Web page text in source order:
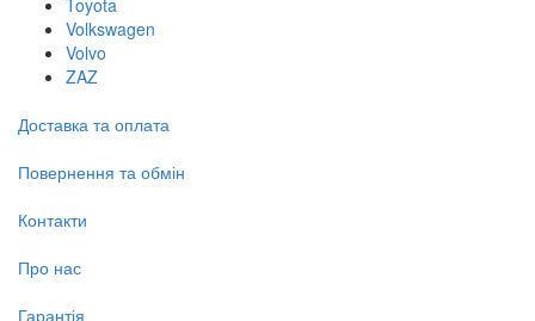
Volkswagen
Volvo
ZAZ
Доставка та оплата
Повернення та обмін
Контакти
Про нас
Гарантія